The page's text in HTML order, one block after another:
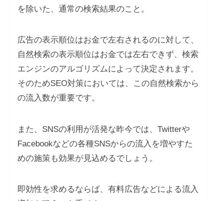
を除いた、通常の検索結果のこと。
広告の表示順位はお金で左右されるのに対して、
自然検索の表示順位はお金では左右できず、検索
エンジンのアルゴリズムによって決定されます。
そのためSEO対策においては、この自然検索から
の流入数が重要です。
また、SNSの利用が活発な昨今では、Twitterや
Facebookなどの各種SNSからの流入を増やすた
めの施策も効果が見込めるでしょう。
即効性を求めるならば、有料広告などによる流入